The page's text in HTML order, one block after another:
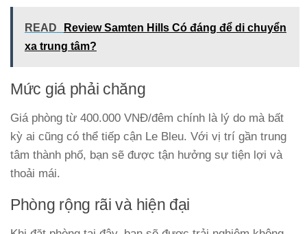
READ
Review Samten Hills Có đáng để di chuyển
xa trung tâm?
Mức giá phải chăng
Giá phòng từ 400.000 VNĐ/đêm chính là lý do mà bất
kỳ ai cũng có thể tiếp cận Le Bleu. Với vị trí gần trung
tâm thành phố, bạn sẽ được tận hưởng sự tiện lợi và
thoải mái.
Phòng rộng rãi và hiện đại